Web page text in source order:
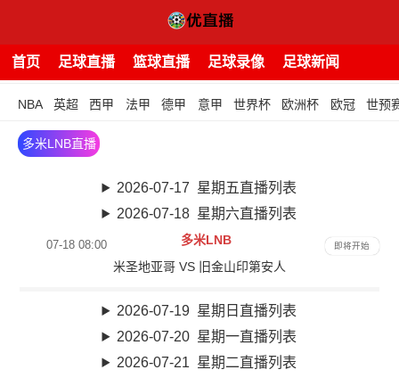
首页 足球直播 篮球直播 足球录像 足球新闻
NBA 英超 西甲 法甲 德甲 意甲 世界杯 欧洲杯 欧冠 世预
多米LNB直播
2026-07-17 星期五直播列表
2026-07-18 星期六直播列表
07-18 08:00
多米LNB
米圣地亚哥 VS 旧金山印第安人
即将开始
2026-07-19 星期日直播列表
2026-07-20 星期一直播列表
2026-07-21 星期二直播列表